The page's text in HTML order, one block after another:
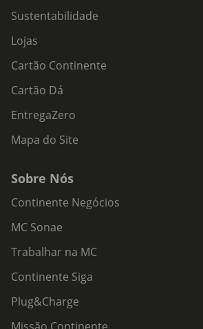
Sustentabilidade
Lojas
Cartão Continente
Cartão Dá
EntregaZero
Mapa do Site
Sobre Nós
Continente Negócios
MC Sonae
Trabalhar na MC
Continente Siga
Plug&Charge